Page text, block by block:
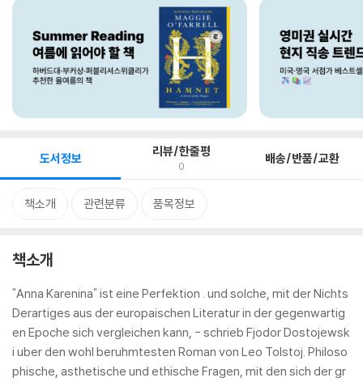
도서정보 리뷰/한줄평
0 배송/반품/교환
책소개 관련분류 품목정보
책소개
"Anna Karenina" ist eine Perfektion . und solche, mit der Nichts
Derartiges aus der europaischen Literatur in der gegenwartig
en Epoche sich vergleichen kann, - schrieb Fjodor Dostojewsk
i uber den wohl beruhmtesten Roman von Leo Tolstoj. Philoso
phische, asthetische und ethische Fragen, mit den sich der gr